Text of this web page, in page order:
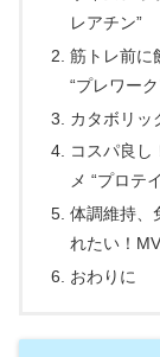
レアチン”
筋トレ前に
“プレワー
カタボリッ
コスパ良し
メ “プロテ
体調維持、
れたい！
おわりに